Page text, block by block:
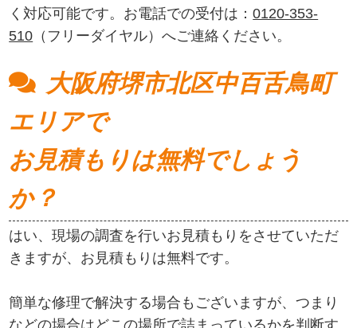
く対応可能です。お電話での受付は：0120-353-
510 （フリーダイヤル）へご連絡ください。
大阪府堺市北区中百舌鳥町
エリアで
お見積もりは無料でしょう
か？
はい、現場の調査を行いお見積もりをさせていただ
きますが、お見積もりは無料です。
簡単な修理で解決する場合もございますが、つまり